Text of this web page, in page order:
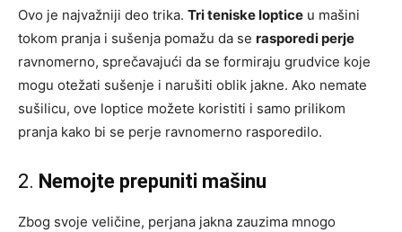
Ovo je najvažniji deo trika. Tri teniske loptice u mašini
tokom pranja i sušenja pomažu da se rasporedi perje
ravnomerno, sprečavajući da se formiraju grudvice koje
mogu otežati sušenje i narušiti oblik jakne. Ako nemate
sušilicu, ove loptice možete koristiti i samo prilikom
pranja kako bi se perje ravnomerno rasporedilo.
2. Nemojte prepuniti mašinu
Zbog svoje veličine, perjana jakna zauzima mnogo